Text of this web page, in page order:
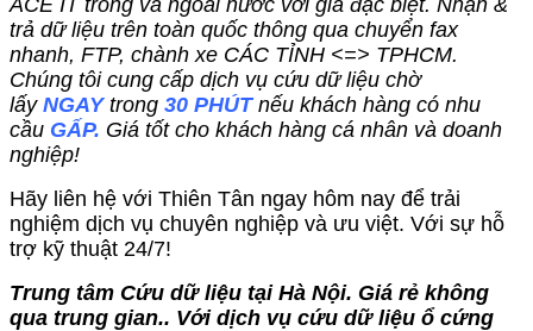
ACE IT trong và ngoài nước với giá đặc biệt. Nhận &
trả dữ liệu trên toàn quốc thông qua chuyển fax
nhanh, FTP, chành xe CÁC TỈNH <=> TPHCM.
Chúng tôi cung cấp dịch vụ cứu dữ liệu chờ
lấy NGAYtrong 30 PHÚTnếu khách hàng có nhu
cầu GẤP. Giá tốt cho khách hàng cá nhân và doanh
nghiệp!
Hãy liên hệ với Thiên Tân ngay hôm nay để trải
nghiệm dịch vụ chuyên nghiệp và ưu việt. Với sự hỗ
trợ kỹ thuật 24/7!
Trung tâm Cứu dữ liệu tại Hà Nội. Giá rẻ không
qua trung gian.. Với dịch vụ cứu dữ liệu ổ cứng